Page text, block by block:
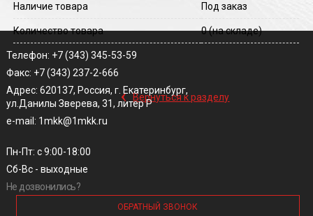
Наличие товара Под заказ
Количество товара 0(на складе)
‹ Вернуться к разделу
Телефон: +7 (343) 345-53-59
Факс: +7 (343) 237-2-666
Адрес: 620137, Россия, г. Екатеринбург,
ул.Данилы Зверева, 31, литер Р
e-mail: 1mkk@1mkk.ru
Пн-Пт: с 9:00-18:00
Сб-Вс - выходные
Не дозвонились?
ОБРАТНЫЙ ЗВОНОК